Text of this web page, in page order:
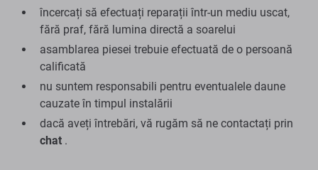
încercați să efectuați reparații într-un mediu uscat,
fără praf, fără lumina directă a soarelui
asamblarea piesei trebuie efectuată de o persoană
calificată
nu suntem responsabili pentru eventualele daune
cauzate în timpul instalării
dacă aveți întrebări, vă rugăm să ne contactați prin
chat .